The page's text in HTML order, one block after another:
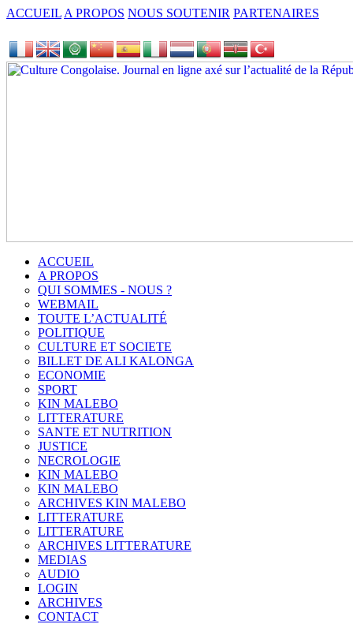
ACCUEIL A PROPOS NOUS SOUTENIR PARTENAIRES
ACCUEIL
A PROPOS
QUI SOMMES - NOUS ?
WEBMAIL
TOUTE L’ACTUALITÉ
POLITIQUE
CULTURE ET SOCIETE
BILLET DE ALI KALONGA
ECONOMIE
SPORT
KIN MALEBO
LITTERATURE
SANTE ET NUTRITION
JUSTICE
NECROLOGIE
KIN MALEBO
KIN MALEBO
ARCHIVES KIN MALEBO
LITTERATURE
LITTERATURE
ARCHIVES LITTERATURE
MEDIAS
AUDIO
LOGIN
ARCHIVES
CONTACT